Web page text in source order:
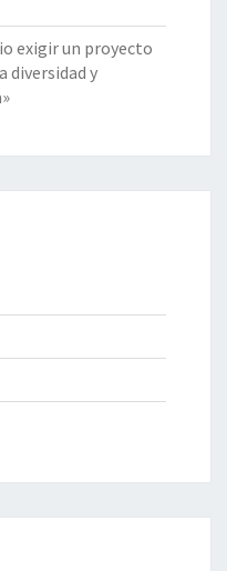
exigir un proyecto
diversidad y